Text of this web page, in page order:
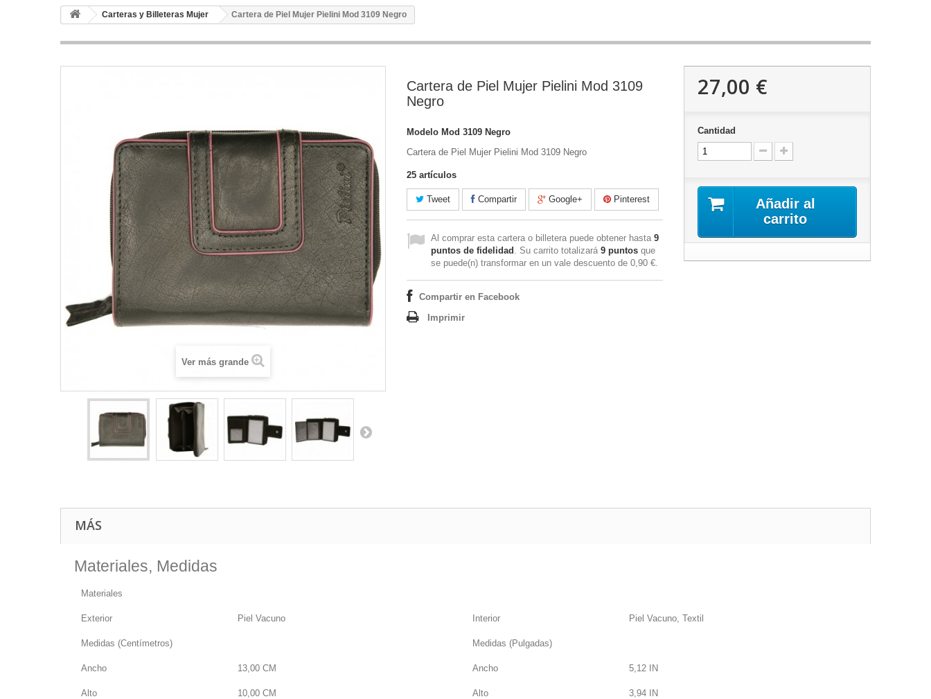
Carteras y Billeteras Mujer Cartera de Piel Mujer Pielini Mod 3109 Negro
Ver más grande
Cartera de Piel Mujer Pielini Mod 3109
Negro
Modelo Mod 3109 Negro
Cartera de Piel Mujer Pielini Mod 3109 Negro
25 artículos
Tweet Compartir Google+ Pinterest
Al comprar esta cartera o billetera puede obtener hasta 9
puntos de fidelidad . Su carrito totalizará 9 puntos que
se puede(n) transformar en un vale descuento de 0,90 €
Compartir en Facebook
Imprimir
27,00 €
Cantidad
Añadir al
carrito
MÁS
Materiales, Medidas
Materiales
Exterior Piel Vacuno Interior Piel Vacuno, Textil
Medidas (Centímetros) Medidas (Pulgadas)
Ancho 13,00 CM Ancho 5,12 IN
Alto 10,00 CM Alto 3,94 IN